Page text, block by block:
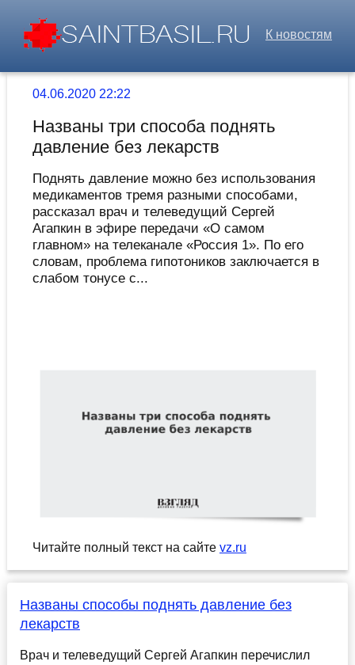
К новостям
04.06.2020 22:22
Названы три способа поднять
давление без лекарств
Поднять давление можно без использования
медикаментов тремя разными способами,
рассказал врач и телеведущий Сергей
Агапкин в эфире передачи «О самом
главном» на телеканале «Россия 1». По его
словам, проблема гипотоников заключается в
слабом тонусе с...
Читайте полный текст на сайте vz.ru
Названы способы поднять давление без
лекарств
Врач и телеведущий Сергей Агапкин перечислил